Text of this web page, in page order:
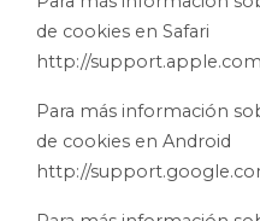
de cookies en Safari
http://
Para más información
de cookies en Android
http://